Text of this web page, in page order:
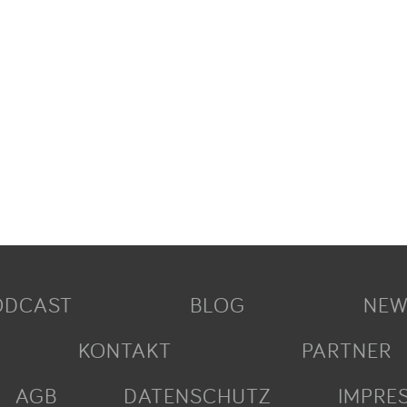
BLOG
KONTAKT
PARTNER
AGB
DATENSCHUTZ